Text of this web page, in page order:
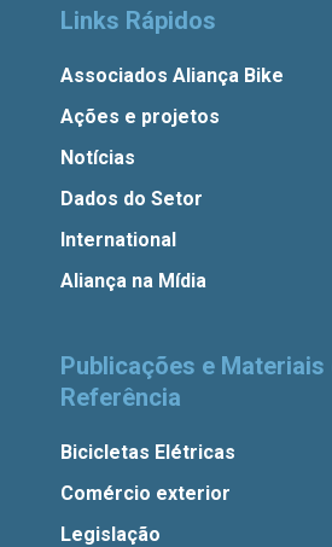
Links Rápidos
Associados Aliança Bike
Ações e projetos
Notícias
Dados do Setor
International
Aliança na Mídia
Publicações e Materiais
Referência
Bicicletas Elétricas
Comércio exterior
Legislação